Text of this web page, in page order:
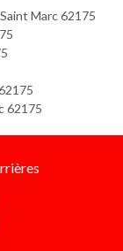
Marc 62175
62175